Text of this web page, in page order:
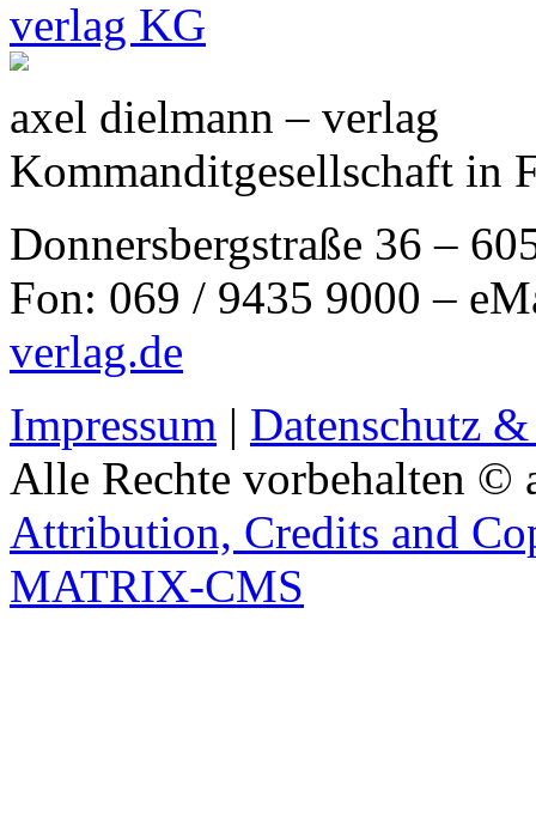
axel dielmann – verlag
Kommanditgesellschaft in
Donnersbergstraße 36 –
Fon: 069 / 9435 9000 –
verlag.de
Impressum | Datenschutz
Alle Rechte vorbehalten ©
Attribution, Credits and
MATRIX-CMS